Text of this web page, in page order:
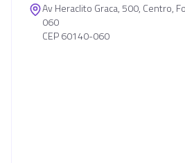
Av Heraclito Graca, 500, Centro,
060
CEP 60140-060